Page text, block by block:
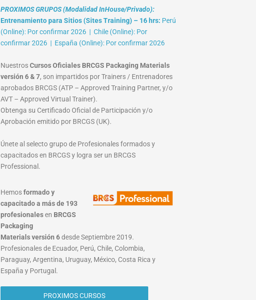
PROXIMOS GRUPOS (Modalidad InHouse/Privado):
Entrenamiento para Sitios (Sites Training) – 16 hrs: Perú
(Online): Por confirmar 2026 | Chile (Online): Por
confirmar 2026 | España (Online): Por confirmar 2026
NuestrosCursos Oficiales BRCGS Packaging Materials
versión 6 & 7, son impartidos por Trainers / Entrenadores
aprobados BRCGS (ATP – Approved Training Partner, y/o
AVT – Approved Virtual Trainer).
Obtenga su Certificado Oficial de Participación y/o
Aprobación emitido por BRCGS (UK).
Únete al selecto grupo de Profesionales formados y
capacitados en BRCGS y logra ser un BRCGS
Professional.
Hemosformado y
capacitado a más de 193
profesionalesen BRCGS
Packaging
Materialsversión 6desde Septiembre 2019.
Profesionales de Ecuador, Perú, Chile, Colombia,
Paraguay, Argentina, Uruguay, México, Costa Rica y
España y Portugal.
PROXIMOS CURSOS